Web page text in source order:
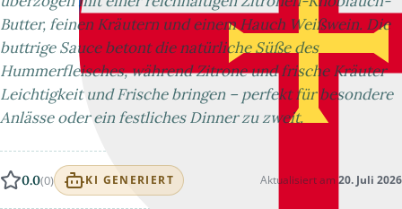
Butter, feinen Kräutern und einem Hauch Weißwein. Die
buttrige Sauce betont die natürliche Süße des
Hummerfleisches, während Zitrone und frische Kräuter
Leichtigkeit und Frische bringen – perfekt für besondere
Anlässe oder ein festliches Dinner zu zweit.
0.0(0) KI GENERIERT Aktualisiert am 20. Juli 2026